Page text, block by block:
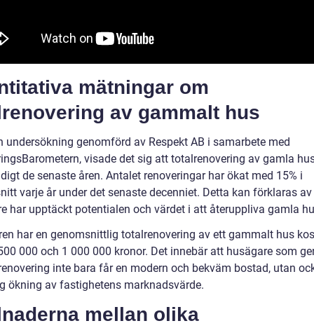
mätningar om
av gammalt hus
undersökning genomförd av Respekt AB i samarbete med
visade det sig att totalrenovering av gamla
de senaste åren. Antalet renoveringar har ökat med 15% i
varje år under det senaste decenniet. Detta kan förklaras
har upptäckt potentialen och värdet i att återuppliva gamla
har en genomsnittlig totalrenovering av ett gammalt hus
000 och 1 000 000 kronor. Det innebär att husägare som
inte bara får en modern och bekväm bostad, utan
ökning av fastighetens marknadsvärde.
mellan olika